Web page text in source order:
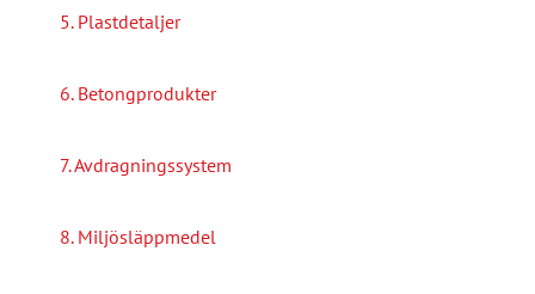
5. Plastdetaljer
6. Betongprodukter
7. Avdragningssystem
8. Miljösläppmedel